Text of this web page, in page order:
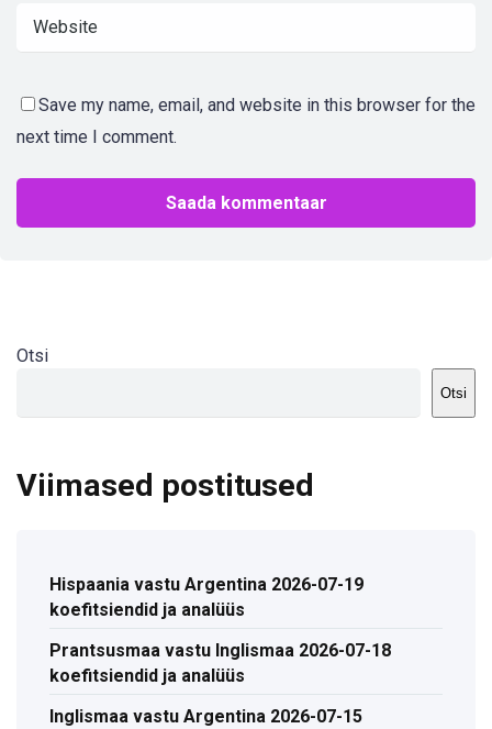
Save my name, email, and website in this browser for the
next time I comment.
Otsi
Otsi
Viimased postitused
Hispaania vastu Argentina 2026-07-19
koefitsiendid ja analüüs
Prantsusmaa vastu Inglismaa 2026-07-18
koefitsiendid ja analüüs
Inglismaa vastu Argentina 2026-07-15